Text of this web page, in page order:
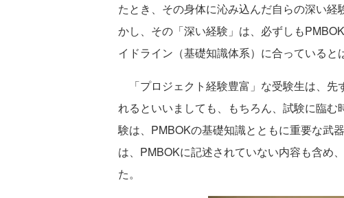
たとき、その身体に沁み込んだ自らの深い
かし、その「深い経験」は、必ずしも
イドライン（基礎知識体系）に合っていると
「プロジェクト経験豊富」な受験生は、先
れるといいましても、もちろん、試験に臨
験は、PMBOKの基礎知識とともに重要な武
は、PMBOKに記述されていない内容も含め
た。